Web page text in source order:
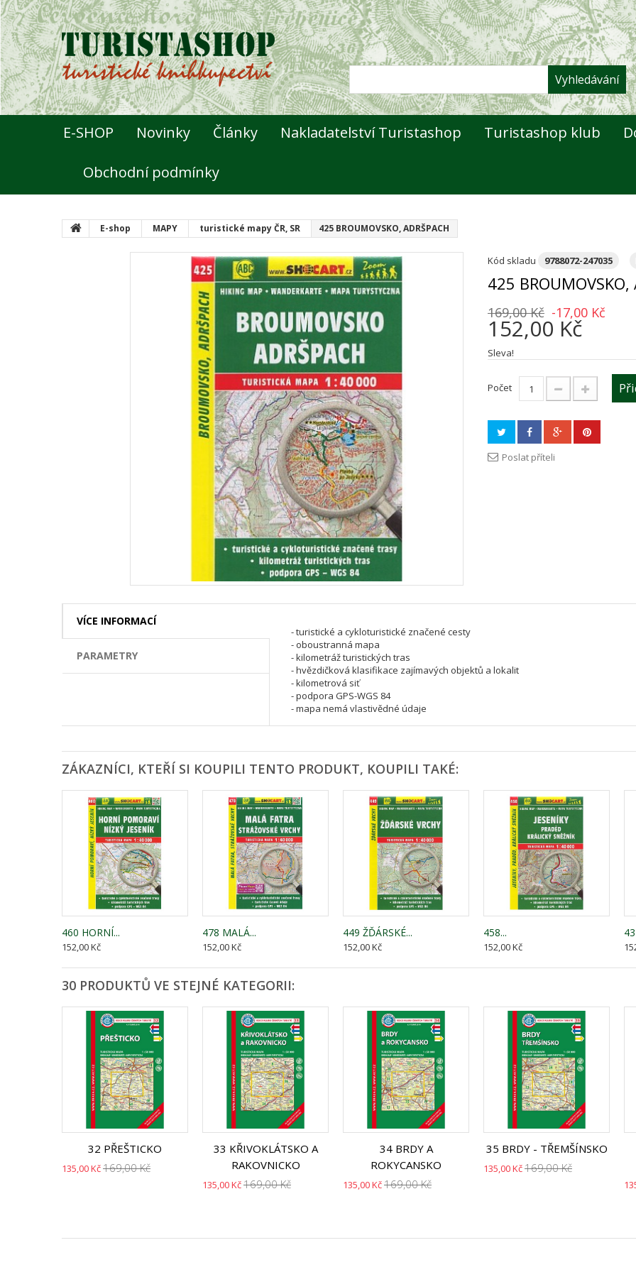
Vyhledávání
E-SHOP Novinky Články Nakladatelství Turistashop Turistashop klub
Obchodní podmínky
E-shop MAPY turistické mapy ČR, SR 425 BROUMOVSKO, ADRŠPACH
Kód skladu 9788072-247035
425 BROUMOVSKO,
169,00 Kč -17,00 Kč
152,00 Kč
Sleva!
Počet
Poslat příteli
VÍCE INFORMACÍ
PARAMETRY
- turistické a cykloturistické značené cesty
- oboustranná mapa
- kilometráž turistických tras
- hvězdičková klasifikace zajímavých objektů a lokalit
- kilometrová siť
- podpora GPS-WGS 84
- mapa nemá vlastivědné údaje
ZÁKAZNÍCI, KTEŘÍ SI KOUPILI TENTO PRODUKT, KOUPILI TAKÉ:
460 HORNÍ...
152,00 Kč
478 MALÁ...
152,00 Kč
449 ŽĎÁRSKÉ...
152,00 Kč
458...
152,00 Kč
30 PRODUKTŮ VE STEJNÉ KATEGORII:
32 PŘEŠTICKO
135,00 Kč169,00 Kč
33 KŘIVOKLÁTSKO A
RAKOVNICKO
135,00 Kč169,00 Kč
34 BRDY A
ROKYCANSKO
135,00 Kč169,00 Kč
35 BRDY - TŘEMŠÍNSKO
135,00 Kč169,00 Kč